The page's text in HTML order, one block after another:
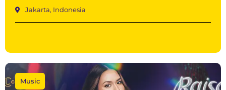
Jakarta, Indonesia
Music